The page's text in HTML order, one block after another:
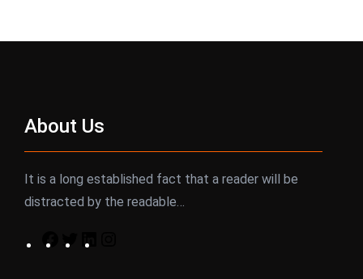
About Us
It is a long established fact that a reader will be
distracted by the readable…
F
T